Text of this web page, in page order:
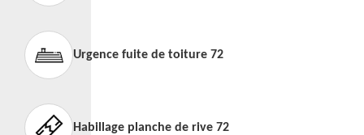
Urgence fuite de toiture 72
Habillage planche de rive 72